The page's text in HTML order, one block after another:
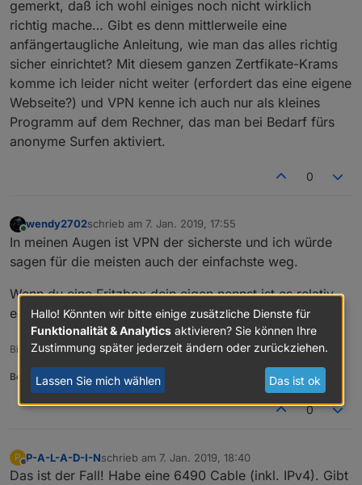
gemerkt, daß ich wohl einiges noch nicht wirklich
richtig mache… Gibt es denn mittlerweile eine
anfängertaugliche Anleitung, wie man das alles richtig
sicher einrichtet? Mit diesem ganzen Zertfikate-Krams
komme ich leider nicht weiter (erfordert das eine eigene
Webseite?) und VPN kenne ich auch nur als kleines
Programm auf dem Rechner, das man bei Bedarf fürs
anonyme Surfen aktiviert.
0
Online
wendy2702schrieb am 7. Jan. 2019, 17:55
zuletzt editiert von
In meinen Augen ist VPN der sicherste und ich würde
sagen für die meisten auch der einfachste weg.
Wenn du eine Fritzbox dein eigen nennst ist es relativ
easy.
Bitte keine Fragen per PN, die gehören ins Forum!
Benutzt das Voting rechts unten im Beitrag wenn er euch geholfen hat.
0
P
Offline
P-A-L-A-D-I-Nschrieb am 7. Jan. 2019, 18:40
zuletzt editiert von
Das ist der Fall! Habe eine 6490 Cable (inkl. IPv4). Gibt
Hallo! Könnten wir bitte einige zusätzliche Dienste für
Funktionalität & Analytics aktivieren? Sie können Ihre
Zustimmung später jederzeit ändern oder zurückziehen.
Lassen Sie mich wählen Das ist ok